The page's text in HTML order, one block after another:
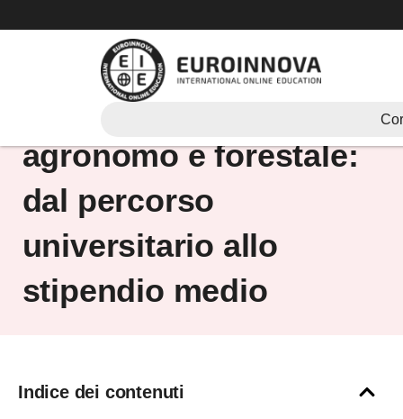
al
Come diventare
agronomo e forestale:
dal percorso
universitario allo
stipendio medio
Indice dei contenuti